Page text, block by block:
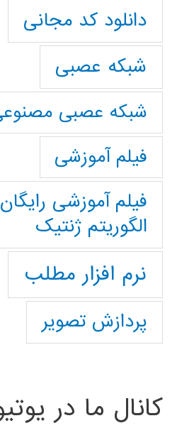
دانلود کد مجانی
شبکه عصبی
شبکه عصبی
فیلم آموزشی
فیلم آموزشی
الگوریتم ژنتیک
نرم افزار مطلب
پردازش تصویر
کانال ما در